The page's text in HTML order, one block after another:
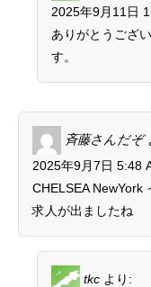
2025年9月11日
ありがとうござ
す。
斉藤さんだぞ
2025年9月7日 5:48
CHELSEA NewYork
求人が出ましたね
tkc より: